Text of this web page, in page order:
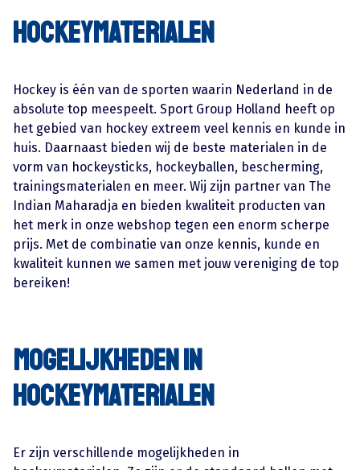
Hockeymaterialen
Hockey is één van de sporten waarin Nederland in de
absolute top meespeelt. Sport Group Holland heeft op
het gebied van hockey extreem veel kennis en kunde in
huis. Daarnaast bieden wij de beste materialen in de
vorm van hockeysticks, hockeyballen, bescherming,
trainingsmaterialen en meer. Wij zijn partner van The
Indian Maharadja en bieden kwaliteit producten van
het merk in onze webshop tegen een enorm scherpe
prijs. Met de combinatie van onze kennis, kunde en
kwaliteit kunnen we samen met jouw vereniging de top
bereiken!
mogelijkheden in
hockeymaterialen
Er zijn verschillende mogelijkheden in